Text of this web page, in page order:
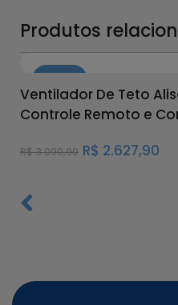
Produtos
15%
Ventilador De Teto
Controle Remoto e
R$3.090,90 R$ 2.627,90